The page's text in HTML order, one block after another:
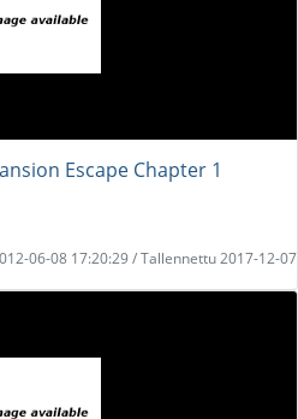
Escape Chapter 1
06-08 17:20:29 / Tallennettu 2017-12-07